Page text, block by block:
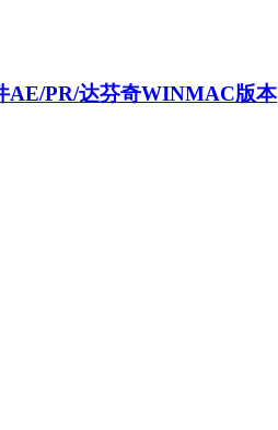
AE/PR/达芬奇WINMAC版本